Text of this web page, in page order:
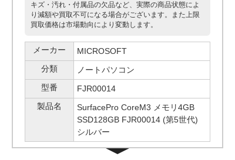
キズ・汚れ・付属品の欠品など、実際の商品状態によ
り減額や買取不可になる場合がございます。また上限
買取価格は市場動向により変動します。
メーカー
MICROSOFT
分類
ノートパソコン
型番
FJR00014
製品名
SurfacePro CoreM3 メモリ4GB
SSD128GB FJR00014 (第5世代)
シルバー